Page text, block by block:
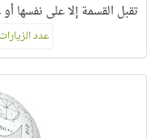
تقبل القسمة إلا على نفسها
عدد